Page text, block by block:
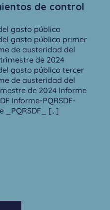
de control
gasto público
gasto público primer
de austeridad del
de 2024
gasto público tercer
de austeridad del
de 2024 Informe
Informe-PQRSDF-
_PQRSDF_ [...]